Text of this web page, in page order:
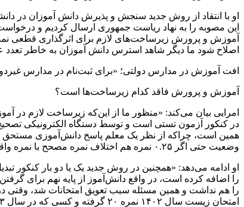
این مصوبه را به نهاد ریاست جمهوری ارسال کردیم و درخواست
آموزش و پرورش زیرساخت‌های لازم برای اثرگذاری قطعی
اصلاح شود ما دیگر شاهد استرس دانش آموزان به خاطر تعدد
افت آموزش در مدارس دولتی؛ «برای ثبت‌نام در مدارس
آموزش و پرورش فاقد کدام زیرساخت‌ها است؟
امرایی بیان می‌کند: «منظور ما از این‌که زیرساخت لازم در
در کنکور آزمون تستی است و توسط دستگاه الکترونیکی
وضعیت حتی اگر ۰.۲۵ نمره هم اختلاف نمره مصحح با نمره واقعی او باشد اختلاف زیادی در رتبه کنکور ایجاد می‌کند.»
را اضافه کرده است، در واقع دانش‌آموز از پایه نهم برای
را هم نداشت و همین مسئله سبب تعویق امتحانات شد، وقتی
امتحان زیست سال ۱۴۰۲ نمره ۲۰ گرفته و کسی که در سال ۱۴۰۳ زیست را ۲۰ شده چگونه‌است؟»